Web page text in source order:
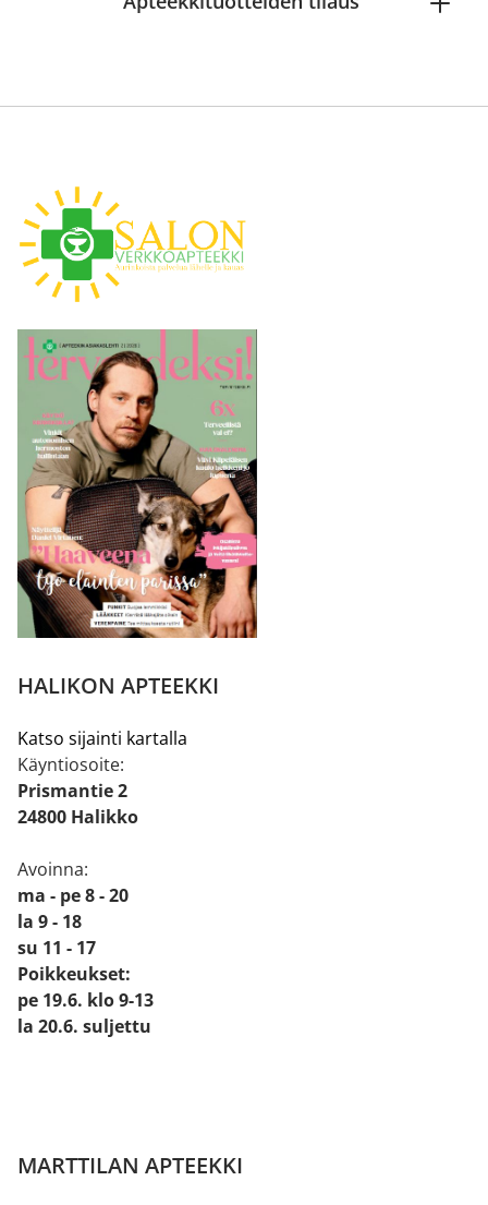
HALIKON APTEEKKI
Katso sijainti kartalla
Käyntiosoite:
Prismantie 2
24800 Halikko
Avoinna:
ma - pe 8 - 20
la 9 - 18
su 11 - 17
Poikkeukset:
pe 19.6. klo 9-13
la 20.6. suljettu
MARTTILAN APTEEKKI